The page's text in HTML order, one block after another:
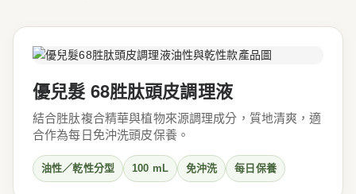
優兒髮 68胜肽頭皮調理液
結合胜肽複合精華與植物來源調理成分，質地清爽，適
合作為每日免沖洗頭皮保養。
油性／乾性分型 100 mL 免沖洗 每日保養